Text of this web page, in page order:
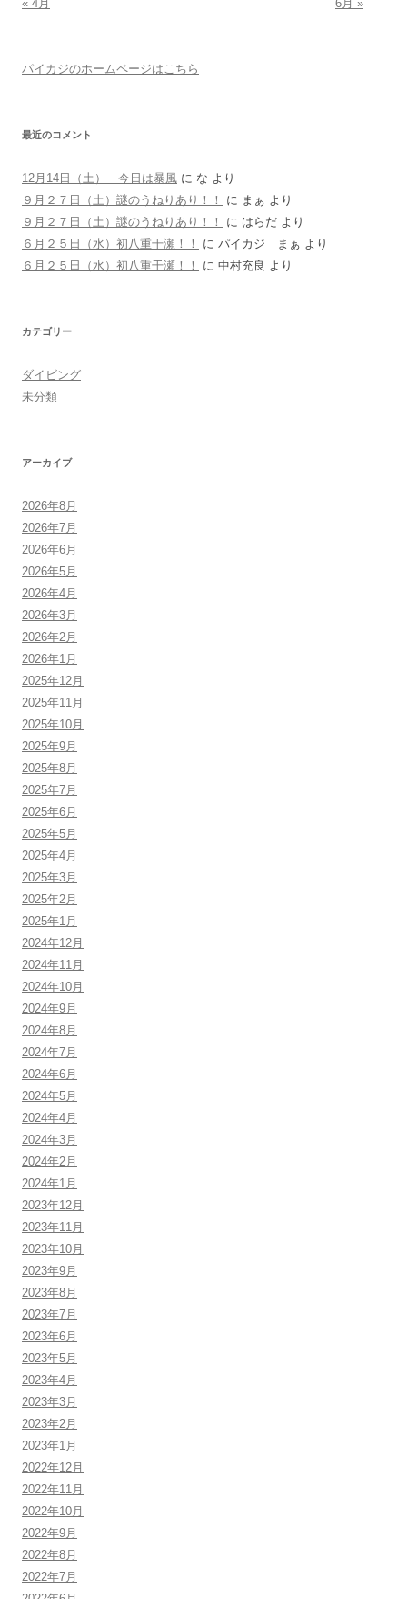
« 4月 6月 »
パイカジのホームページはこちら
最近のコメント
12月14日（土） 今日は暴風 に な より
９月２７日（土）謎のうねりあり！！
に まぁ より
９月２７日（土）謎のうねりあり！！
に はらだ より
６月２５日（水）初八重干瀬！！
に パイカジ まぁ より
６月２５日（水）初八重干瀬！！
に 中村充良 より
カテゴリー
ダイビング
未分類
アーカイブ
2026年8月
2026年7月
2026年6月
2026年5月
2026年4月
2026年3月
2026年2月
2026年1月
2025年12月
2025年11月
2025年10月
2025年9月
2025年8月
2025年7月
2025年6月
2025年5月
2025年4月
2025年3月
2025年2月
2025年1月
2024年12月
2024年11月
2024年10月
2024年9月
2024年8月
2024年7月
2024年6月
2024年5月
2024年4月
2024年3月
2024年2月
2024年1月
2023年12月
2023年11月
2023年10月
2023年9月
2023年8月
2023年7月
2023年6月
2023年5月
2023年4月
2023年3月
2023年2月
2023年1月
2022年12月
2022年11月
2022年10月
2022年9月
2022年8月
2022年7月